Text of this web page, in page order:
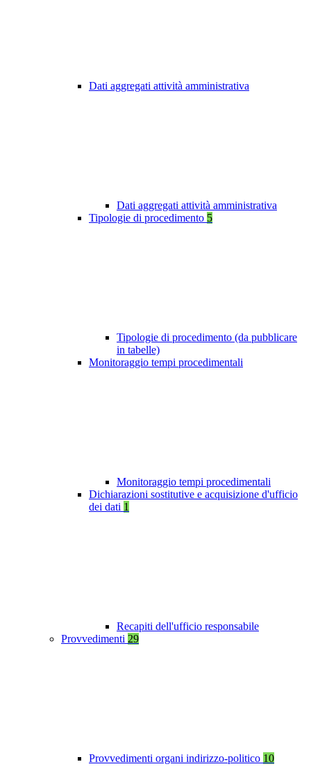
Dati aggregati attività amministrativa
Dati aggregati attività amministrativa
Tipologie di procedimento 5
Tipologie di procedimento (da pubblicare
in tabelle)
Monitoraggio tempi procedimentali
Monitoraggio tempi procedimentali
Dichiarazioni sostitutive e acquisizione d'ufficio
dei dati 1
Recapiti dell'ufficio responsabile
Provvedimenti 29
Provvedimenti organi indirizzo-politico 10